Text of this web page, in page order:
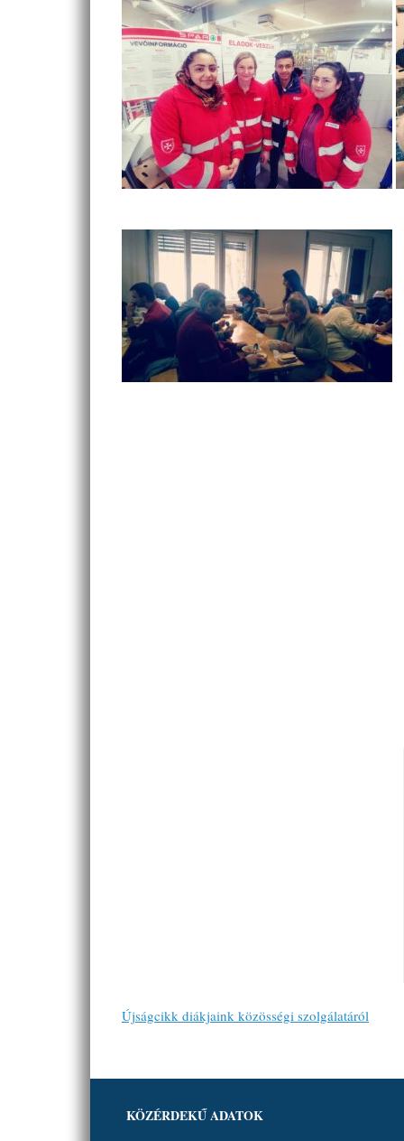
Újságcikk diákjaink közösségi szolgálatáról
KÖZÉRDEKŰ ADATOK